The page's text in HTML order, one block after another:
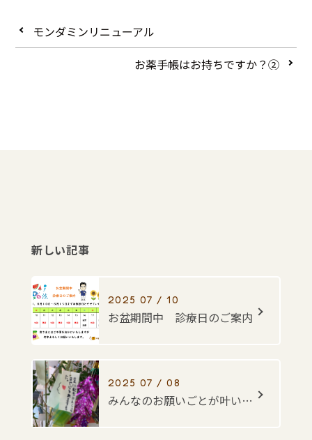
モンダミンリニューアル
お薬手帳はお持ちですか？➁
新しい記事
2025 07 / 10
お盆期間中 診療日のご案内
2025 07 / 08
みんなのお願いごとが叶いますように・・・☆彡